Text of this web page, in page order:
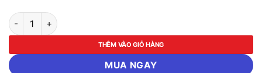
Máy phun thuốc dùng pin Makita PM001GZ (Chưa kèm Pin &
THÊM VÀO GIỎ HÀNG
MUA NGAY